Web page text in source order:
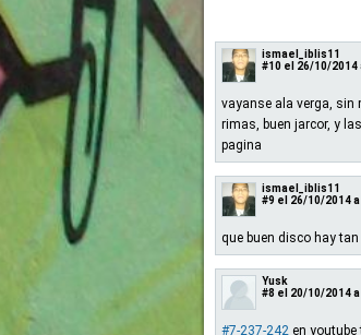
ismael_iblis11
#10 el 26/10/2014
vayanse ala verga, sin
rimas, buen jarcor, y
pagina
ismael_iblis11
#9 el 26/10/2014
que buen disco hay
Yusk
#8 el 20/10/2014
#7-237-242 en